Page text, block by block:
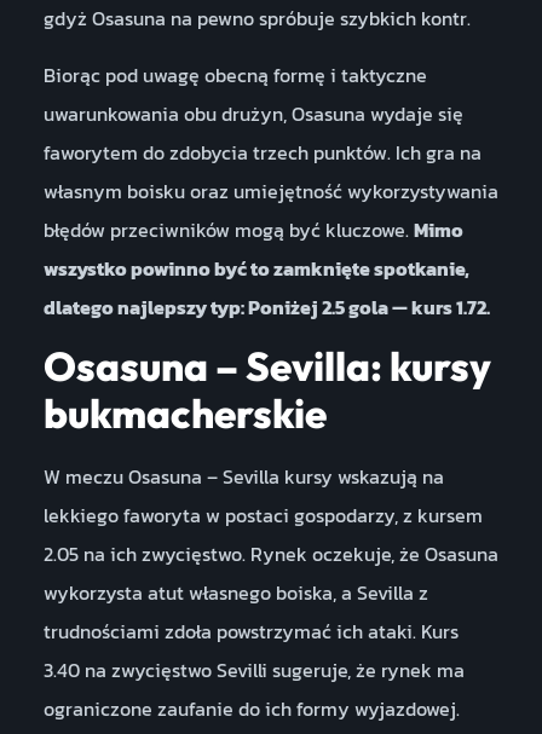
gdyż Osasuna na pewno spróbuje szybkich kontr.
Biorąc pod uwagę obecną formę i taktyczne
uwarunkowania obu drużyn, Osasuna wydaje się
faworytem do zdobycia trzech punktów. Ich gra na
własnym boisku oraz umiejętność wykorzystywania
błędów przeciwników mogą być kluczowe.Mimo
wszystko powinno być to zamknięte spotkanie,
dlatego najlepszy typ: Poniżej 2.5 gola — kurs 1.72.
Osasuna – Sevilla: kursy
bukmacherskie
W meczu Osasuna – Sevilla kursy wskazują na
lekkiego faworyta w postaci gospodarzy, z kursem
2.05 na ich zwycięstwo. Rynek oczekuje, że Osasuna
wykorzysta atut własnego boiska, a Sevilla z
trudnościami zdoła powstrzymać ich ataki. Kurs
3.40 na zwycięstwo Sevilli sugeruje, że rynek ma
ograniczone zaufanie do ich formy wyjazdowej.